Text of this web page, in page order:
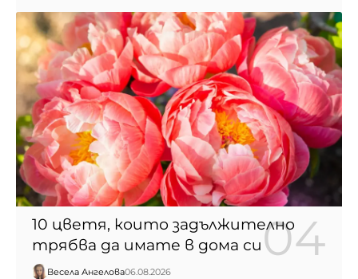
10 цветя, които задължително
трябва да имате в дома си
Весела Ангелова06.08.2026